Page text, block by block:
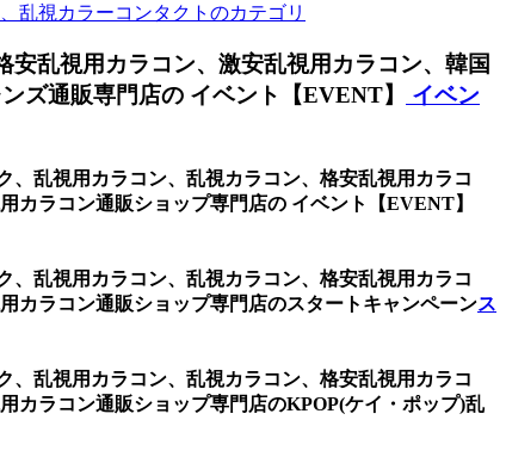
乱視カラーコンタクトのカテゴリ
乱視用カラコン、激安乱視用カラコン、韓国
ズ通販専門店の イベント【EVENT】
イベン
、乱視用カラコン、乱視カラコン、格安乱視用カラコ
カラコン通販ショップ専門店の イベント【EVENT】
、乱視用カラコン、乱視カラコン、格安乱視用カラコ
カラコン通販ショップ専門店のスタートキャンペーンス
、乱視用カラコン、乱視カラコン、格安乱視用カラコ
カラコン通販ショップ専門店のKPOP(ケイ・ポップ)乱